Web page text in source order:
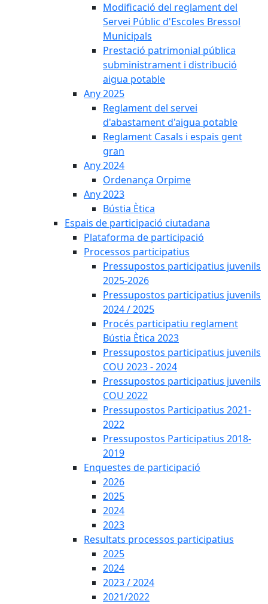
Modificació del reglament del
Servei Públic d'Escoles Bressol
Municipals
Prestació patrimonial pública
subministrament i distribució
aigua potable
Any 2025
Reglament del servei
d'abastament d'aigua potable
Reglament Casals i espais gent
gran
Any 2024
Ordenança Orpime
Any 2023
Bústia Ètica
Espais de participació ciutadana
Plataforma de participació
Processos participatius
Pressupostos participatius juvenils
2025-2026
Pressupostos participatius juvenils
2024 / 2025
Procés participatiu reglament
Bústia Ètica 2023
Pressupostos participatius juvenils
COU 2023 - 2024
Pressupostos participatius juvenils
COU 2022
Pressupostos Participatius 2021-
2022
Pressupostos Participatius 2018-
2019
Enquestes de participació
2026
2025
2024
2023
Resultats processos participatius
2025
2024
2023 / 2024
2021/2022